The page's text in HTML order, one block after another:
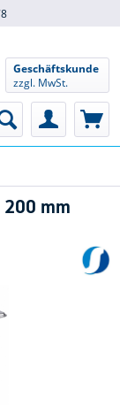
Geschäftskunde
zzgl. MwSt.
200 mm